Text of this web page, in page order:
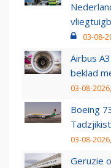
03-08-
Airbus
beklad
03-08-
Boeing
03-08-
Geruzie